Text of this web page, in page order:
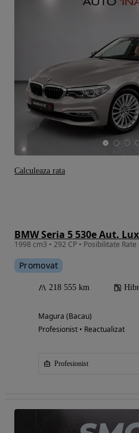
BMW Seria 5 530e Aut.
Promovat
218 555 km
Magura (Bacau)
Profesionist • Reactualizat
Profesionist
Calculeaza rata